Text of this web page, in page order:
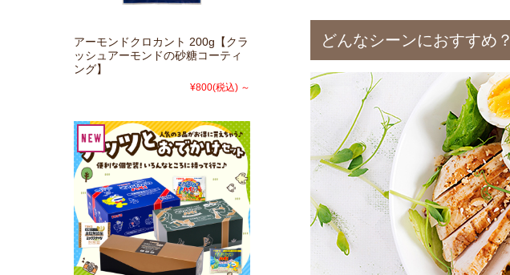
どんなシーンにおすすめ？
アーモンドクロカント 200g【クラ
ッシュアーモンドの砂糖コーティ
ング】
¥800(税込) ～